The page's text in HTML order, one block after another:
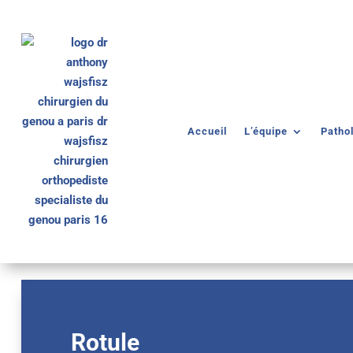
Accueil L’équipe
Rotule